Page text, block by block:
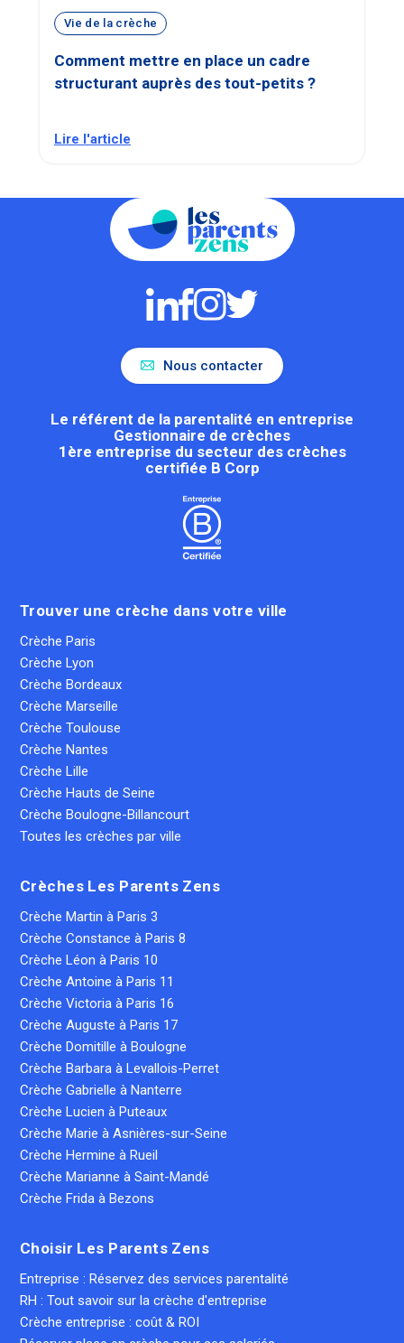
Vie de la crèche
Comment mettre en place un cadre
structurant auprès des tout-petits ?
Lire l'article
Nous contacter
Le référent de la parentalité en entreprise
Gestionnaire de crèches
1ère entreprise du secteur des crèches
certifiée B Corp
Trouver une crèche dans votre ville
Crèche Paris
Crèche Lyon
Crèche Bordeaux
Crèche Marseille
Crèche Toulouse
Crèche Nantes
Crèche Lille
Crèche Hauts de Seine
Crèche Boulogne-Billancourt
Toutes les crèches par ville
Crèches Les Parents Zens
Crèche Martin à Paris 3
Crèche Constance à Paris 8
Crèche Léon à Paris 10
Crèche Antoine à Paris 11
Crèche Victoria à Paris 16
Crèche Auguste à Paris 17
Crèche Domitille à Boulogne
Crèche Barbara à Levallois-Perret
Crèche Gabrielle à Nanterre
Crèche Lucien à Puteaux
Crèche Marie à Asnières-sur-Seine
Crèche Hermine à Rueil
Crèche Marianne à Saint-Mandé
Crèche Frida à Bezons
Choisir Les Parents Zens
Entreprise : Réservez des services parentalité
RH : Tout savoir sur la crèche d'entreprise
Crèche entreprise : coût & ROI